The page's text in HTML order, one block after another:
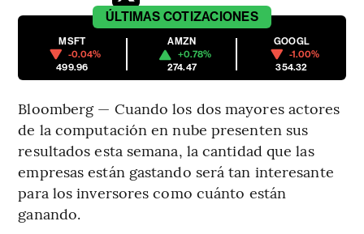
ÚLTIMAS COTIZACIONES
MSFT
-0.04%
499.96
AMZN
+0.78%
274.47
GOOGL
-1.00%
354.32
Bloomberg — Cuando los dos mayores actores
de la computación en nube presenten sus
resultados esta semana, la cantidad que las
empresas están gastando será tan interesante
para los inversores como cuánto están
ganando.